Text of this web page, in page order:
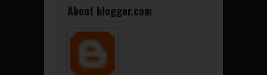
About blogger.com